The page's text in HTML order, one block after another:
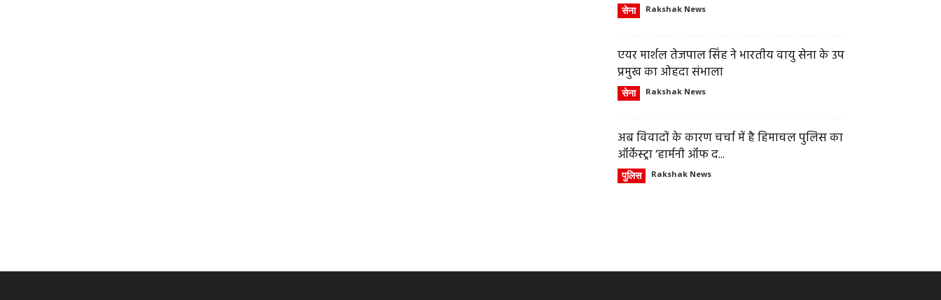
सेना Rakshak News
एयर मार्शल तेजपाल सिंह ने भारतीय वायु सेना के उप
प्रमुख का ओहदा संभाला
सेना Rakshak News
अब विवादों के कारण चर्चा में है हिमाचल पुलिस का
ऑर्केस्ट्रा ‘हार्मनी ऑफ द...
पुलिस Rakshak News